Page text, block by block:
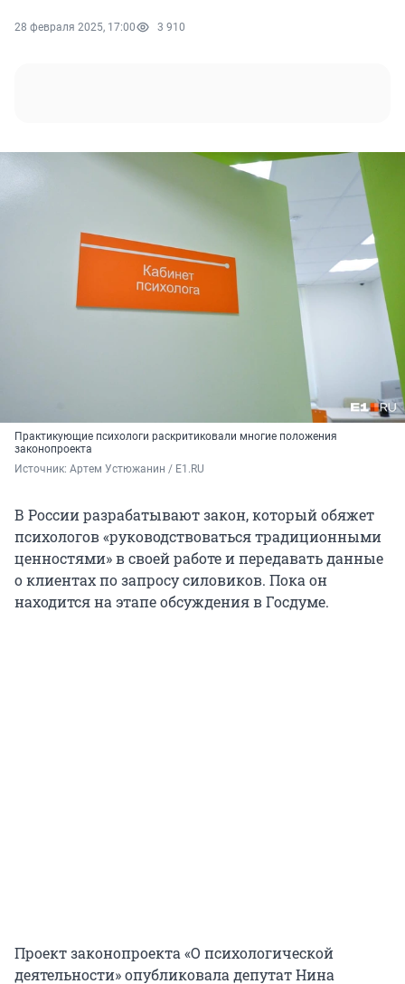
28 февраля 2025, 17:00 3 910
Практикующие психологи раскритиковали многие положения
законопроекта
Источник: Артем Устюжанин / E1.RU
В России разрабатывают закон, который обяжет
психологов «руководствоваться традиционными
ценностями» в своей работе и передавать данные
о клиентах по запросу силовиков. Пока он
находится на этапе обсуждения в Госдуме.
Проект законопроекта «О психологической
деятельности» опубликовала депутат Нина